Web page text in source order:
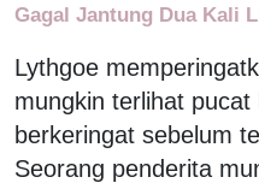
Gagal Jantung Dua Kali
Lythgoe
mungkin terlihat
berkeringat sebelum
Seorang penderita